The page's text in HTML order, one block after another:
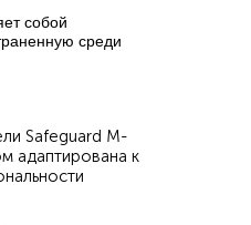
собой
среди
Safeguard M-
адаптирована к